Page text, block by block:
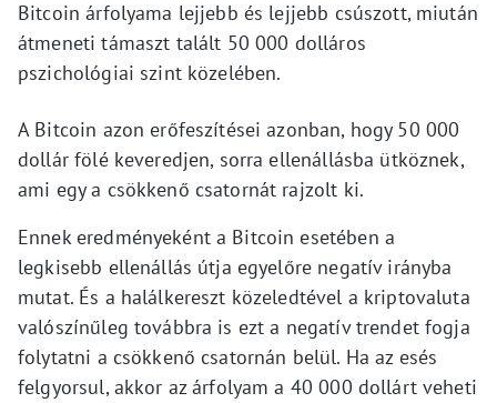
Bitcoin árfolyama lejjebb és lejjebb csúszott, miután
átmeneti támaszt talált 50 000 dolláros
pszichológiai szint közelében.
A Bitcoin azon erőfeszítései azonban, hogy 50 000
dollár fölé keveredjen, sorra ellenállásba ütköznek,
ami egy a csökkenő csatornát rajzolt ki.
Ennek eredményeként a Bitcoin esetében a
legkisebb ellenállás útja egyelőre negatív irányba
mutat. És a halálkereszt közeledtével a kriptovaluta
valószínűleg továbbra is ezt a negatív trendet fogja
folytatni a csökkenő csatornán belül. Ha az esés
felgyorsul, akkor az árfolyam a 40 000 dollárt veheti